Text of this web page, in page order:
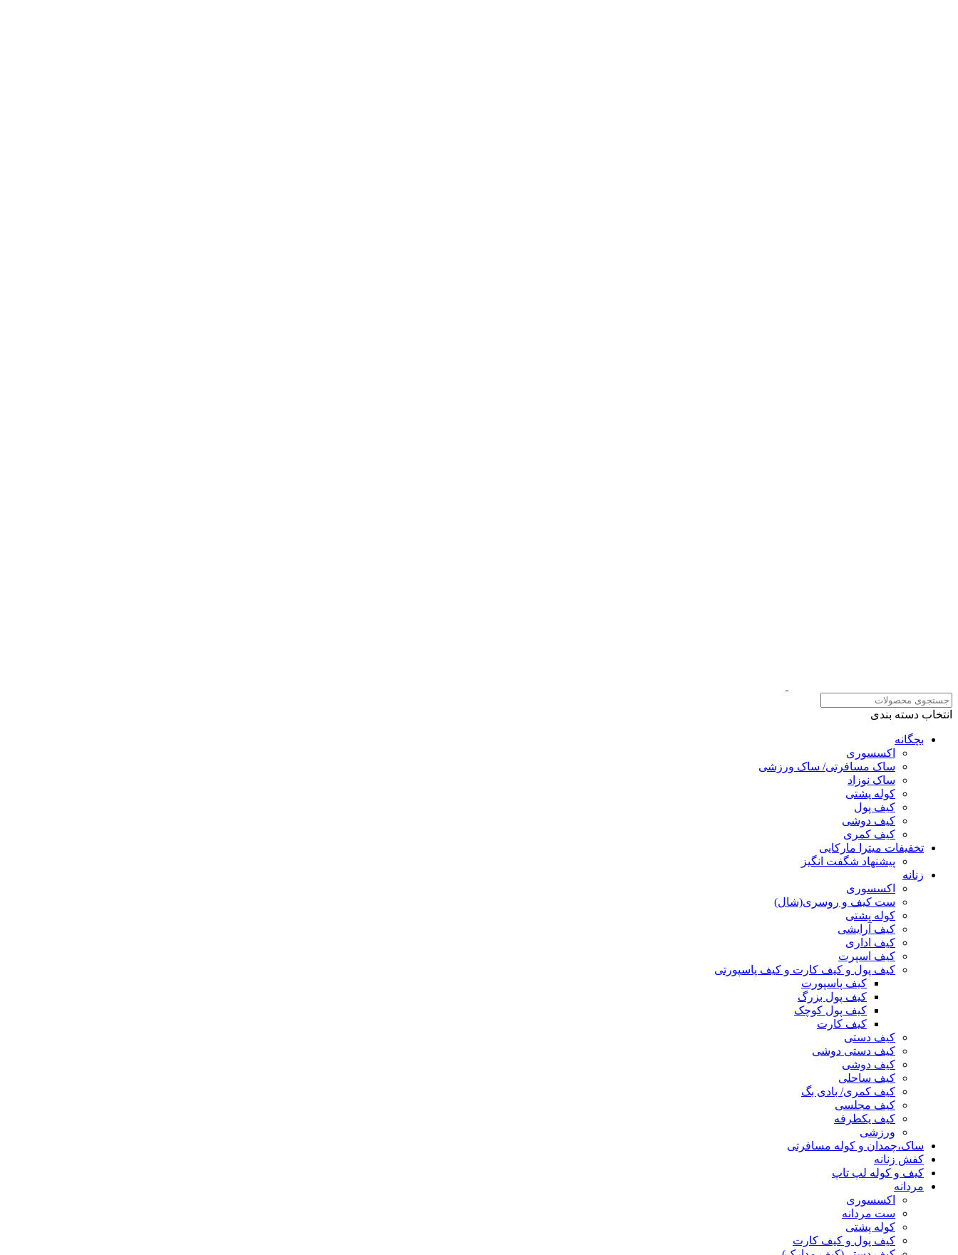
انتخاب دسته بندی
بچگانه
اکسسوری
ساک مسافرتی/ ساک ورزشی
ساک نوزاد
کوله پشتی
کیف پول
کیف دوشی
کیف کمری
تخفیفات میترا مارکایی
پیشنهاد شگفت انگیز
زنانه
اکسسوری
ست کیف و روسری(شال)
کوله پشتی
کیف آرایشی
کیف اداری
کیف اسپرت
کیف پول و کیف کارت و کیف پاسپورتی
کیف پاسپورت
کیف پول بزرگ
کیف پول کوچک
کیف کارت
کیف دستی
کیف دستی دوشی
کیف دوشی
کیف ساحلی
کیف کمری/ بادی بگ
کیف مجلسی
کیف یکطرفه
ورزشی
ساک،چمدان و کوله مسافرتی
کفش زنانه
کیف و کوله لپ تاپ
مردانه
اکسسوری
ست مردانه
کوله پشتی
کیف پول و کیف کارت